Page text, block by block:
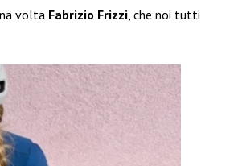
volta Fabrizio Frizzi , che noi tutti